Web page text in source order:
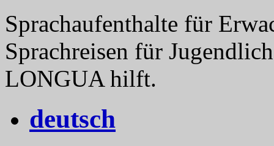
Sprachaufenthalte für
Sprachreisen für
LONGUA hilft.
deutsch